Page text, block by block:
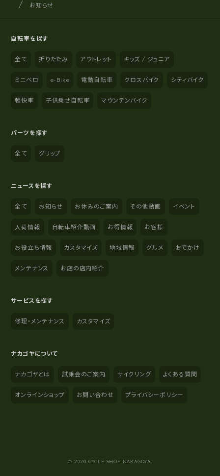
サイト内の現在地
サイクルショップナカゴヤ
お知らせ
自転車を探す
全て 折りたたみ アウトレット キッズ / ジュニア
ミニベロ e-Bike 電動自転車 クロスバイク シティバイク
軽快車 子供乗せ自転車 マウンテンバイク
パーツを探す
全て グリップ
ニュースを探す
全て お知らせ お休みのご案内 その他動画 イベント
入荷情報 自転車紹介動画 お得情報 お客様
お役立ち情報 カスタマイズ 地域情報 グルメ おでかけ
メンテナンス お店の店内紹介
サービスを探す
修理・メンテナンス カスタマイズ
ナカゴヤについて
ナカゴヤとは 試乗会のご案内 サイクリング よくある質問
オンラインショップ お問い合わせ プライバシーポリシー
© 2020 CYCLE SHOP NAKAGOYA.